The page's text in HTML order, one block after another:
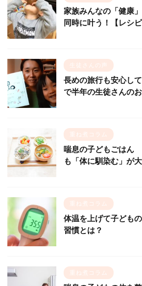
家族みんなの「健康
同時に叶う！【レシピ
生徒さんの声
長めの旅行も安心し
で半年の生徒さんのお
重ね煮コラム
喘息の子どもごはん
も「体に馴染む」が
重ね煮コラム
体温を上げて子ども
習慣とは？
重ね煮コラム